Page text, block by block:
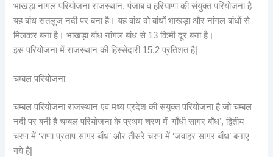
भाखड़ा नांगल परियोजना राजस्थान, पंजाब व हरियाणा की संयुक्त परियोजना है
यह बांध सतलुज नदी पर बना है। यह बांध दो बांधों भाखड़ा और नांगल बांधों से
मिलकर बना है। भाखड़ा बांध नांगल बांध से 13 किमी दूर बना है।
इस परियोजना में राजस्थान की हिस्सेदारी 15.2 प्रतिशत है|
चम्बल परियोजना
चम्बल परियोजना राजस्थान एवं मध्य प्रदेश की संयुक्त परियोजना है जो चम्बल
नदी पर बनी है चम्बल परियोजना के प्रथम चरण में ‘गाँधी सागर बाँध’, द्वितीय
चरण में ‘राणा प्रताप सागर बाँध’ और तीसरे चरण में ‘जवाहर सागर बाँध’ बनाए
गये है|